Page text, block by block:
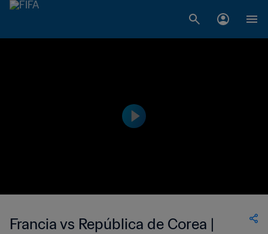
Francia vs República de Corea |